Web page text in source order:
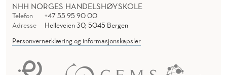
NHH NORGES HANDELSHØYSKOLE
Telefon
+47 55 95 90 00
Adresse
Helleveien 30, 5045 Bergen
Personvernerklæring og informasjonskapsler